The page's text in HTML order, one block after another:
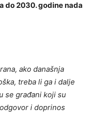
do 2030. godine nada
ako današnja
treba li ga i dalje
se građani koji su
i doprinos